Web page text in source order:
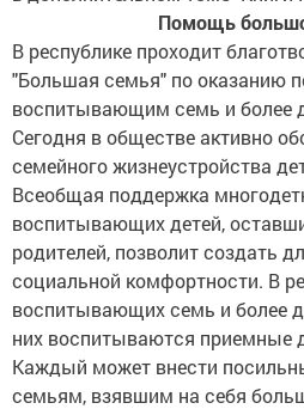
Помощь
В республике проходит
"Большая семья" по оказанию
воспитывающим семь и более
Сегодня в обществе активно
семейного жизнеустройства
Всеобщая поддержка
воспитывающих детей,
родителей, позволит создать
социальной комфортности. В
воспитывающих семь и более
них воспитываются приемные
Каждый может внести
семьям, взявшим на себя